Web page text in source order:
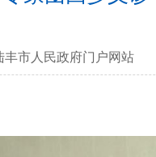
丰市人民政府门户网站